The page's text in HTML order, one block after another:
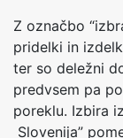
Z označbo
pridelki in
ter so deležni
predvsem pa
poreklu. Izbira
Slovenija”